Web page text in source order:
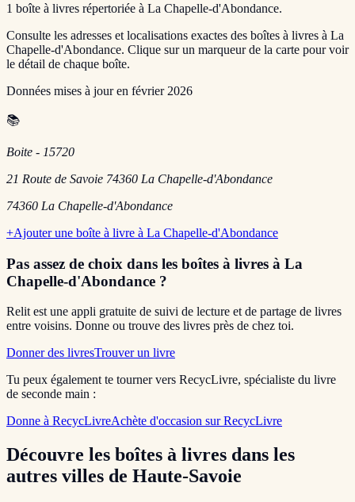
1 boîte à livres répertoriée à La Chapelle-d'Abondance.
Consulte les adresses et localisations exactes des boîtes à livres à La
Chapelle-d'Abondance. Clique sur un marqueur de la carte pour voir
le détail de chaque boîte.
Données mises à jour en février 2026
📚
Boite - 15720
21 Route de Savoie 74360 La Chapelle-d'Abondance
74360 La Chapelle-d'Abondance
+Ajouter une boîte à livre à La Chapelle-d'Abondance
Pas assez de choix dans les boîtes à livres à La
Chapelle-d'Abondance ?
Relit est une appli gratuite de suivi de lecture et de partage de livres
entre voisins. Donne ou trouve des livres près de chez toi.
Donner des livresTrouver un livre
Tu peux également te tourner vers RecycLivre, spécialiste du livre
de seconde main :
Donne à RecycLivreAchète d'occasion sur RecycLivre
Découvre les boîtes à livres dans les
autres villes de Haute-Savoie